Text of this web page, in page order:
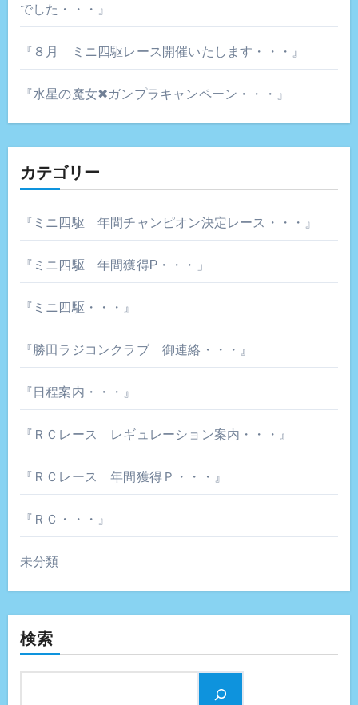
でした・・・』
『８月 ミニ四駆レース開催いたします・・・』
『水星の魔女✖ガンプラキャンペーン・・・』
カテゴリー
『ミニ四駆 年間チャンピオン決定レース・・・』
『ミニ四駆 年間獲得P・・・」
『ミニ四駆・・・』
『勝田ラジコンクラブ 御連絡・・・』
『日程案内・・・』
『ＲＣレース レギュレーション案内・・・』
『ＲＣレース 年間獲得Ｐ・・・』
『ＲＣ・・・』
未分類
検索